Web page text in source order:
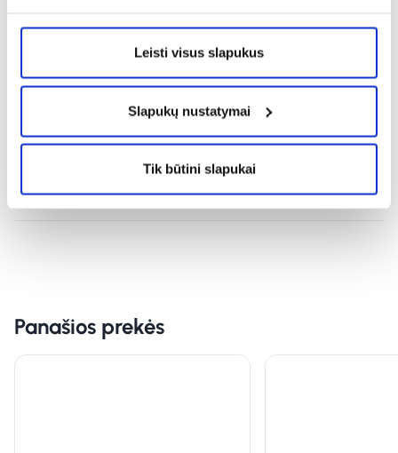
Leisti visus slapukus
Slapukų nustatymai
Tik būtini slapukai
Sudedamosios dalys
Atsiliepimai (2) expand_more
Panašios prekės